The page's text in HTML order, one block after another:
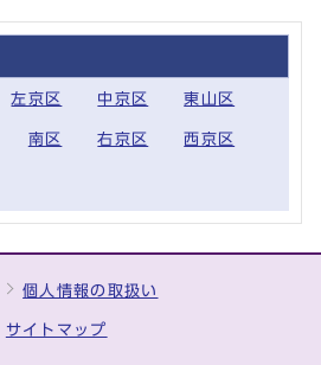
左京区 中京区 東山区
南区 右京区 西京区
個人情報の取扱い
サイトマップ